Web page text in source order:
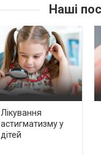
Наші
Лікування
астигматизму у
дітей